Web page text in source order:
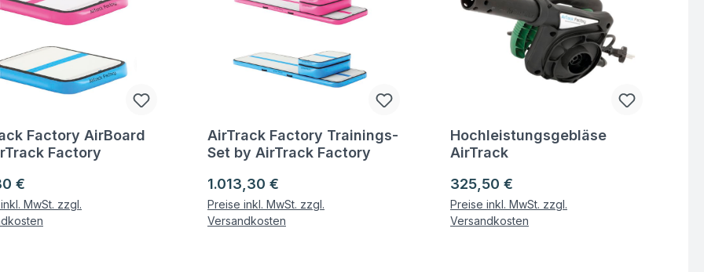
zum Artikel
Factory AirBoard
Factory
Preis:
€
MwSt. zzgl.
Fragen zum Artikel
AirTrack Factory Trainings-
Set by AirTrack Factory
Regulärer Preis:
1.013,30 €
Preise inkl. MwSt. zzgl.
Versandkosten
Fragen zum Artikel
Hochleistungsgebläse
AirTrack
Regulärer Preis:
325,50 €
Preise inkl. MwSt. zzgl.
Versandkosten